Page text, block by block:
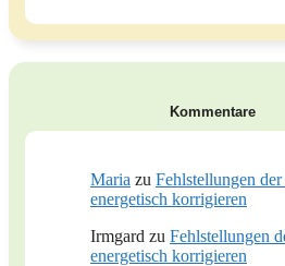
Kommentare
Maria zu Fehlstellungen
energetisch korrigieren
Irmgard zu Fehlstellungen
energetisch korrigieren